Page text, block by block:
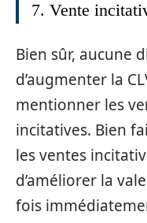
7. Vente
Bien sûr, aucune
d’augmenter la
mentionner les
incitatives. Bien
les ventes
d’améliorer la
fois